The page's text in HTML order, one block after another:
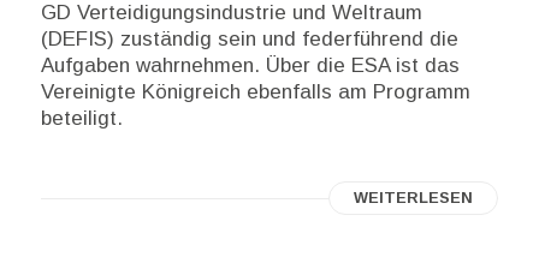
GD Verteidigungsindustrie und Weltraum
(DEFIS) zuständig sein und federführend die
Aufgaben wahrnehmen. Über die ESA ist das
Vereinigte Königreich ebenfalls am Programm
beteiligt.
WEITERLESEN